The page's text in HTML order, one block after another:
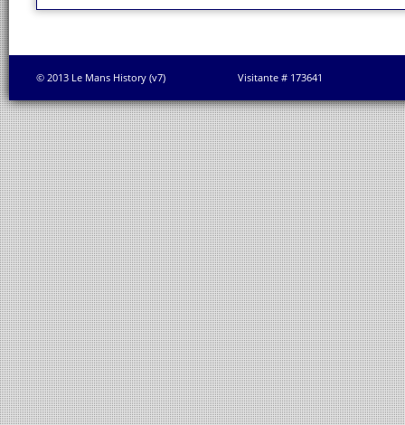
© 2013 Le Mans History (v7) Visitante # 173641